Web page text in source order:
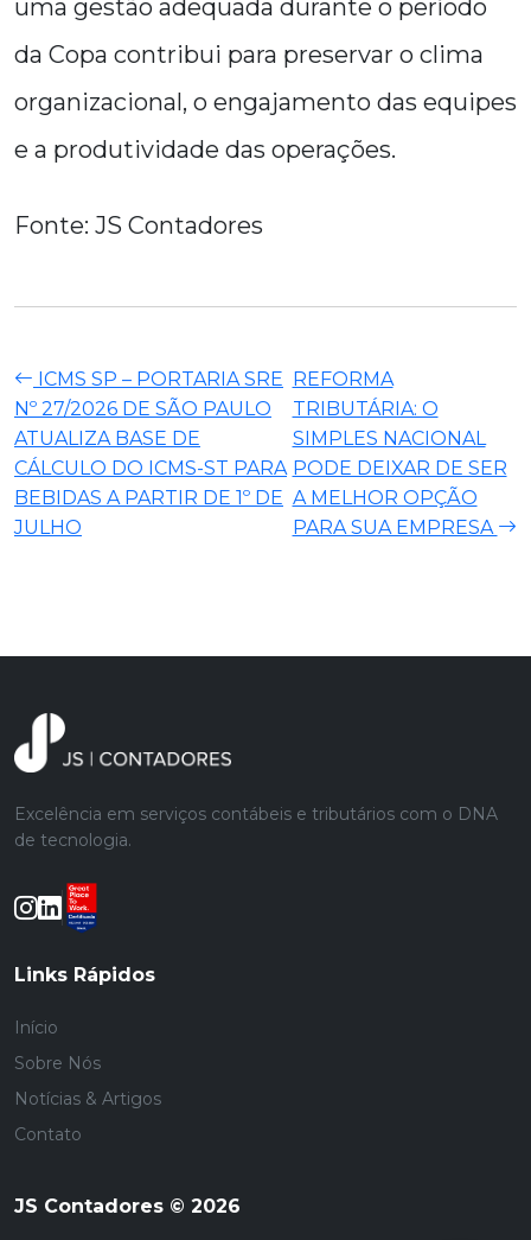
uma gestão adequada durante o período
da Copa contribui para preservar o clima
organizacional, o engajamento das equipes
e a produtividade das operações.
Fonte: JS Contadores
ICMS SP – PORTARIA SRE
Nº 27/2026 DE SÃO PAULO
ATUALIZA BASE DE
CÁLCULO DO ICMS-ST PARA
BEBIDAS A PARTIR DE 1º DE
JULHO
REFORMA
TRIBUTÁRIA: O
SIMPLES NACIONAL
PODE DEIXAR DE SER
A MELHOR OPÇÃO
PARA SUA EMPRESA
Excelência em serviços contábeis e tributários com o DNA
de tecnologia.
Links Rápidos
Início
Sobre Nós
Notícias & Artigos
Contato
JS Contadores © 2026